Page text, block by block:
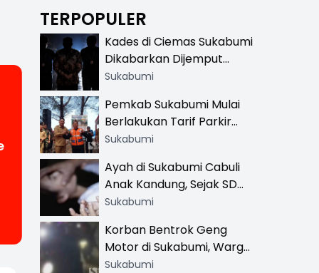
TERPOPULER
Kades di Ciemas Sukabumi
Dikabarkan Dijemput
Satnarkoba, Polisi
Sukabumi
Pemkab Sukabumi Mulai
Berlakukan Tarif Parkir
Resmi di 13 Lokasi Wisata,
Khusus
Sukabumi
Ayah di Sukabumi Cabuli
Anak Kandung, Sejak SD
Hingga SMA
Sukabumi
Korban Bentrok Geng
Motor di Sukabumi, Warga
dan Sopir Tangki
Sukabumi